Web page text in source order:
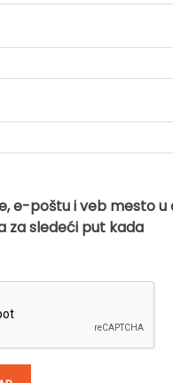
e-poštu i veb mesto u
za sledeći put kada